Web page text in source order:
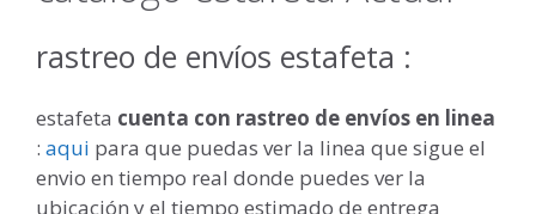
rastreo de envíos estafeta :
estafeta cuenta con rastreo de envíos en linea
: aqui para que puedas ver la linea que sigue el
envio en tiempo real donde puedes ver la
ubicación y el tiempo estimado de entrega